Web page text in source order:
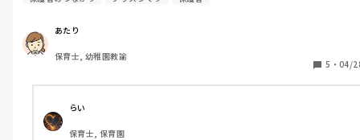
あたり
保育士, 幼稚園教諭
5 ・ 04/
らい
保育士, 保育園